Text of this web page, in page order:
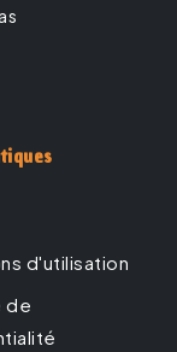
d'utilisation
de